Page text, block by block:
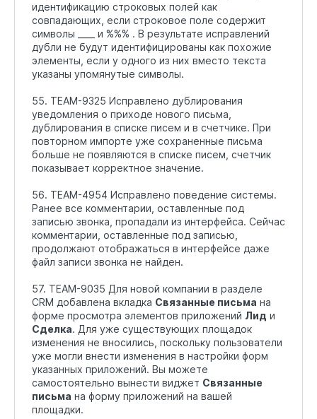
идентификацию строковых полей как
совпадающих, если строковое поле содержит
символы ____ и %%% . В результате исправлений
дубли не будут идентифицированы как похожие
элементы, если у одного из них вместо текста
указаны упомянутые символы.
55. TEAM-9325 Исправлено дублирования
уведомления о приходе нового письма,
дублирования в списке писем и в счетчике. При
повторном импорте уже сохраненные письма
больше не появляются в списке писем, счетчик
показывает корректное значение.
56. TEAM-4954 Исправлено поведение системы.
Ранее все комментарии, оставленные под
записью звонка, пропадали из интерфейса. Сейчас
комментарии, оставленные под записью,
продолжают отображаться в интерфейсе даже
файл записи звонка не найден.
57. TEAM-9035 Для новой компании в разделе
CRM добавлена вкладка Связанные письма на
форме просмотра элементов приложений Лид и
Сделка. Для уже существующих площадок
изменения не вносились, поскольку пользователи
уже могли внести изменения в настройки форм
указанных приложений. Вы можете
самостоятельно вынести виджет Связанные
письма на форму приложений на вашей
площадки.